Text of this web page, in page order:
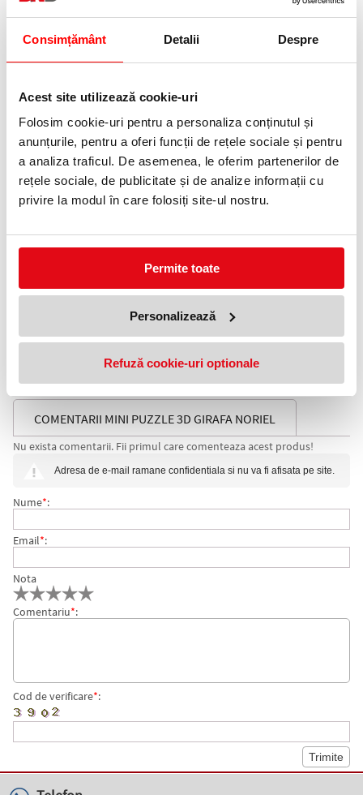
Consimțământ Detalii Despre
Acest site utilizează cookie-uri
Folosim cookie-uri pentru a personaliza conținutul și
anunțurile, pentru a oferi funcții de rețele sociale și pentru
a analiza traficul. De asemenea, le oferim partenerilor de
rețele sociale, de publicitate și de analize informații cu
privire la modul în care folosiți site-ul nostru.
Permite toate
Personalizează
Refuză cookie-uri optionale
0372 552 601
Pentru Baieti, Fete
Varsta 3 - 4 ani, 4 - 5 ani
Priveste-o de aproape! Zebra isi misca gatul!
Copiii pot invata lucruri uimitoare construind alaturi de adulti
machete interesante cu animale salbatice pe care le pot studia
acum in detaliu. Vor fi surprinsi sa vada ca machetele lor isi misca
anumite parti ale corpului daca sunt actionate manual. Care este
animalul tau preferat?
Pune-ti la incercare creativitatea, inteligenta si vederea in spatiu
asambland animalute vesele si realiste! Imbina cu grija piesele,
fiecare animalut are personalitatea lui si face o miscare unica.
Descopera-le pe toate si colectioneaza-le!
Dimensiunile animalutului asamblat: 26 x 17 x 8 cm
Caracteristici puzzle:
COMENTARII MINI PUZZLE 3D GIRAFA NORIEL
Nu exista comentarii. Fii primul care comenteaza acest produs!
Adresa de e-mail ramane confidentiala si nu va fi afisata pe site.
Nume*:
Email*:
Nota
Comentariu*:
Cod de verificare*: